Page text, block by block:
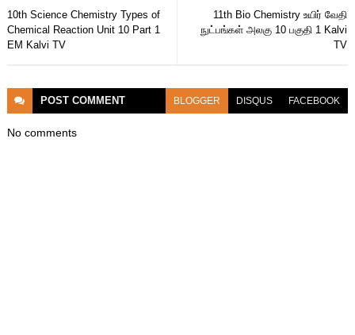
11th Bio Chemistry உயிர் வேதி
நுட்பங்கள் அலகு 10 பகுதி 1 Kalvi
TV
10th Science Chemistry Types of
Chemical Reaction Unit 10 Part 1
EM Kalvi TV
POST COMMENT BLOGGER DISQUS FACEBOOK
No comments